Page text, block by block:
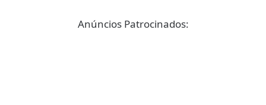
Anúncios Patrocinados: